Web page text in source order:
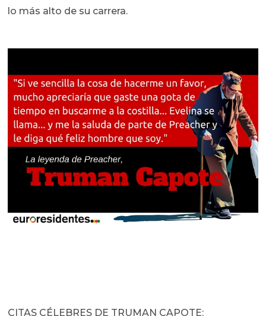
lo más alto de su carrera.
CITAS CÉLEBRES DE TRUMAN CAPOTE: